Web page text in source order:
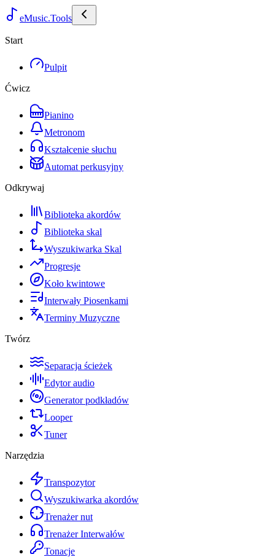
eMusic.Tools
Start
Pulpit
Ćwicz
Pianino
Metronom
Kształcenie słuchu
Automat perkusyjny
Odkrywaj
Biblioteka akordów
Biblioteka skal
Wyszukiwarka Skal
Progresje
Koło kwintowe
Interwały Piosenkami
Terminy Muzyczne
Twórz
Separacja ścieżek
Edytor audio
Generator podkładów
Looper
Tuner
Narzędzia
Transpozytor
Wyszukiwarka akordów
Trenażer nut
Trenażer Interwałów
Tonacje